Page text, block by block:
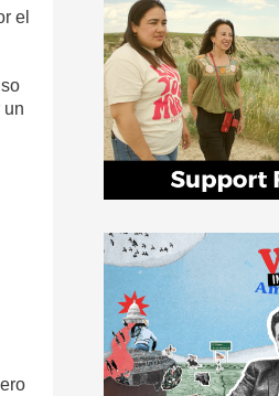
el
un